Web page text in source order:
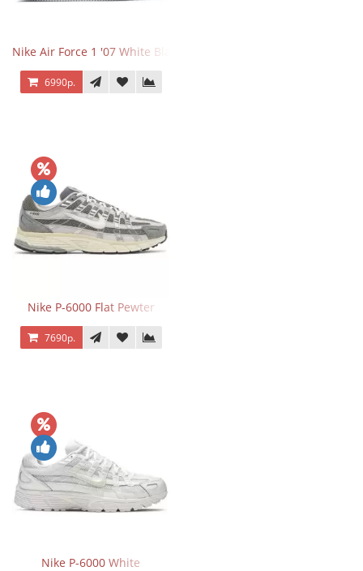
Nike Air Force 1 '07 White Black
6990р.
Nike P-6000 Flat Pewter
7690р.
Nike P-6000 White